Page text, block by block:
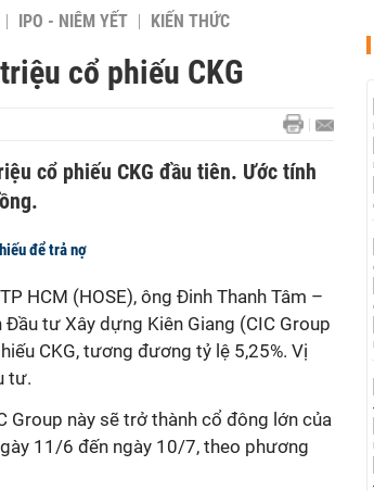
IPO - NIÊM YẾT KIẾN THỨC
cổ phiếu CKG
cổ phiếu CKG đầu tiên. Ước tính
để trả nợ
HCM (HOSE), ông Đinh Thanh Tâm –
tư Xây dựng Kiên Giang (CIC Group
CKG, tương đương tỷ lệ 5,25%. Vị
tư.
Group này sẽ trở thành cổ đông lớn của
11/6 đến ngày 10/7, theo phương